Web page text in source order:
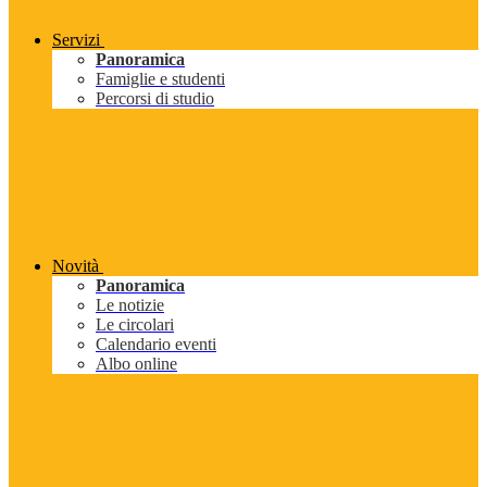
Servizi
Panoramica
Famiglie e studenti
Percorsi di studio
Novità
Panoramica
Le notizie
Le circolari
Calendario eventi
Albo online